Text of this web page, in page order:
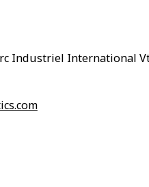
Industriel International